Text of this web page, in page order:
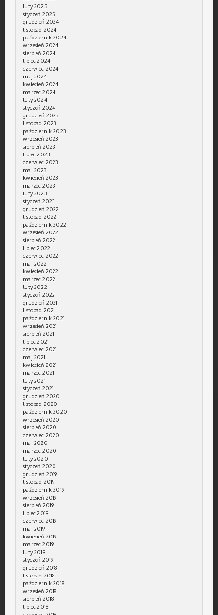
luty 2025
styczeń 2025
grudzień 2024
listopad 2024
październik 2024
wrzesień 2024
sierpień 2024
lipiec 2024
czerwiec 2024
maj 2024
kwiecień 2024
marzec 2024
luty 2024
styczeń 2024
grudzień 2023
listopad 2023
październik 2023
wrzesień 2023
sierpień 2023
lipiec 2023
czerwiec 2023
maj 2023
kwiecień 2023
marzec 2023
luty 2023
styczeń 2023
grudzień 2022
listopad 2022
październik 2022
wrzesień 2022
sierpień 2022
lipiec 2022
czerwiec 2022
maj 2022
kwiecień 2022
marzec 2022
luty 2022
styczeń 2022
grudzień 2021
listopad 2021
październik 2021
wrzesień 2021
sierpień 2021
lipiec 2021
czerwiec 2021
maj 2021
kwiecień 2021
marzec 2021
luty 2021
styczeń 2021
grudzień 2020
listopad 2020
październik 2020
wrzesień 2020
sierpień 2020
czerwiec 2020
maj 2020
marzec 2020
luty 2020
styczeń 2020
grudzień 2019
listopad 2019
październik 2019
wrzesień 2019
sierpień 2019
lipiec 2019
czerwiec 2019
maj 2019
kwiecień 2019
marzec 2019
luty 2019
styczeń 2019
grudzień 2018
listopad 2018
październik 2018
wrzesień 2018
sierpień 2018
lipiec 2018